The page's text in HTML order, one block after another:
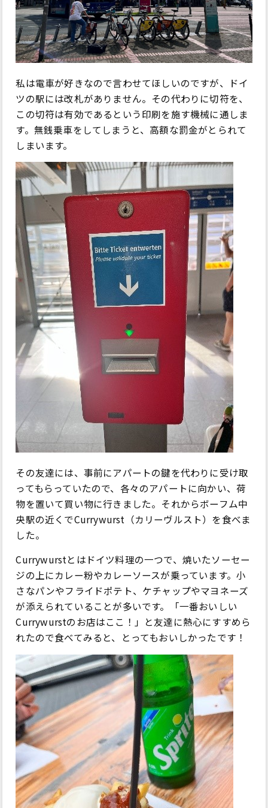
私は電車が好きなので言わせてほしいのですが、ドイ
ツの駅には改札がありません。その代わりに切符を、
この切符は有効であるという印刷を施す機械に通しま
す。無銭乗車をしてしまうと、高額な罰金がとられて
しまいます。
その友達には、事前にアパートの鍵を代わりに受け取
ってもらっていたので、各々のアパートに向かい、荷
物を置いて買い物に行きました。それからボーフム中
央駅の近くでCurrywurst（カリーヴルスト）を食べま
した。
Currywurstとはドイツ料理の一つで、焼いたソーセー
ジの上にカレー粉やカレーソースが乗っています。小
さなパンやフライドポテト、ケチャップやマヨネーズ
が添えられていることが多いです。「一番おいしい
Currywurstのお店はここ！」と友達に熱心にすすめら
れたので食べてみると、とってもおいしかったです！